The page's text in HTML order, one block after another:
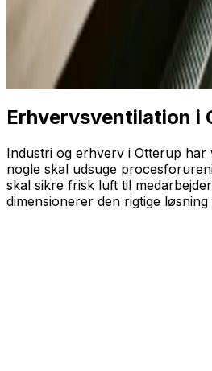
Erhvervsventilation i
Industri og erhverv i Otterup har
nogle skal udsuge
skal sikre frisk luft til
dimensionerer den rigtige